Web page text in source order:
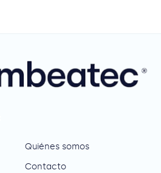
Quiénes somos
Contacto